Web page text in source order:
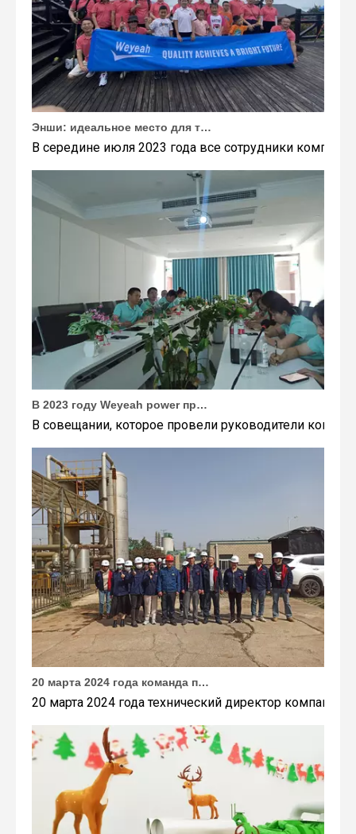
В середине июля 2023 года все сотрудники
В совещании, которое провели руководители
20 марта 2024 года технический директор компании